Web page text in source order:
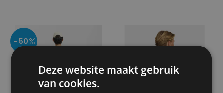
- 50
Deze website maakt gebruik
van cookies.